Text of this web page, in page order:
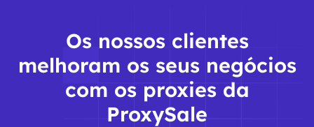
Os nossos clientes
melhoram os seus negócios
com os proxies da
ProxySale